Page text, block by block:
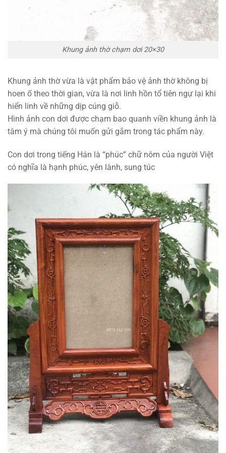
Khung ảnh thờ chạm dơi 20×30
Khung ảnh thờ vừa là vật phẩm bảo vệ ảnh thờ không bị
hoen ố theo thời gian, vừa là nơi linh hồn tổ tiên ngự lại khi
hiển linh về những dịp cúng giỗ.
Hình ảnh con dơi được chạm bao quanh viền khung ảnh là
tâm ý mà chúng tôi muốn gửi gắm trong tác phẩm này.
Con dơi trong tiếng Hán là “phúc” chữ nôm của người Việt
có nghĩa là hạnh phúc, yên lành, sung túc